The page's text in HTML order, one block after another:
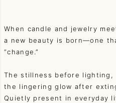
When candle and jewelry
a new beauty is born—one
“change.”
The stillness before lighting,
the lingering glow after
Quietly present in everyday